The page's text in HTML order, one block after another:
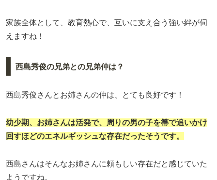
家族全体として、教育熱心で、互いに支え合う強い絆が伺
えますね！
西島秀俊の兄弟との兄弟仲は？
西島秀俊さんとお姉さんの仲は、とても良好です！
幼少期、お姉さんは活発で、周りの男の子を箒で追いかけ
回すほどのエネルギッシュな存在だったそうです。
西島さんはそんなお姉さんに頼もしい存在だと感じていた
ようですね。